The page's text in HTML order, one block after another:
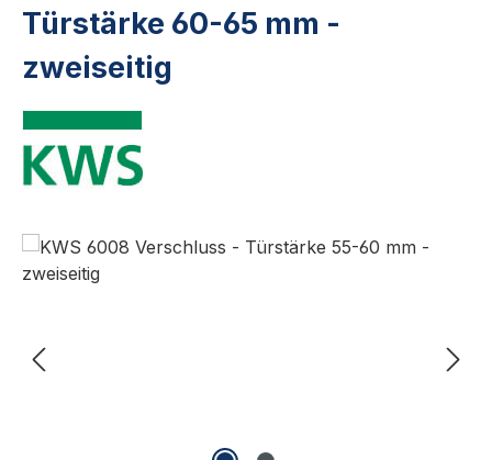
Türstärke 60-65 mm -
zweiseitig
Bildergalerie überspringen